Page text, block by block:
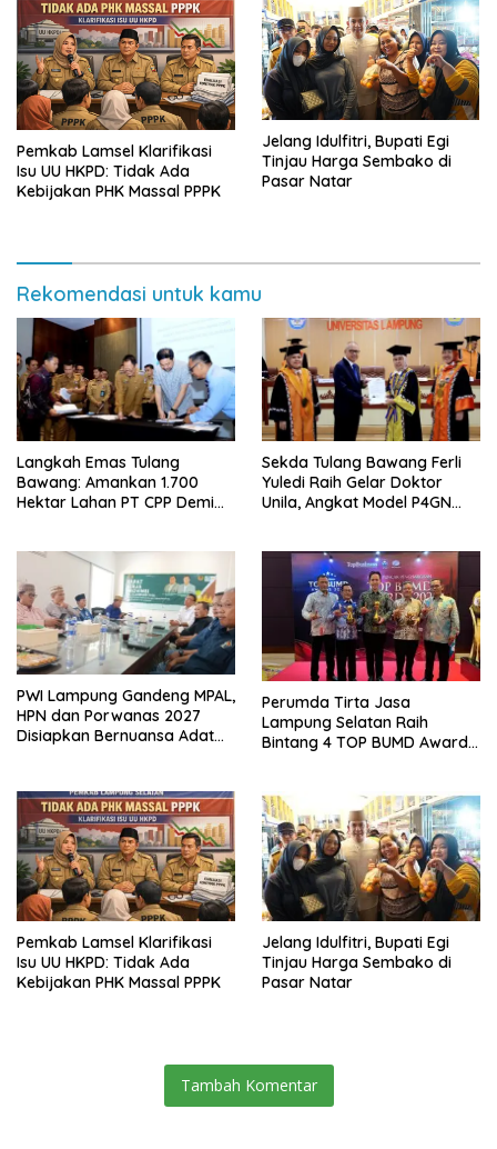
Pemkab Lamsel Klarifikasi
Isu UU HKPD: Tidak Ada
Kebijakan PHK Massal PPPK
Jelang Idulfitri, Bupati Egi
Tinjau Harga Sembako di
Pasar Natar
Rekomendasi untuk kamu
Langkah Emas Tulang
Bawang: Amankan 1.700
Hektar Lahan PT CPP Demi
Sekda Tulang Bawang Ferli
Yuledi Raih Gelar Doktor
Unila, Angkat Model P4GN
PWI Lampung Gandeng MPAL,
HPN dan Porwanas 2027
Disiapkan Bernuansa Adat
Perumda Tirta Jasa
Lampung Selatan Raih
Bintang 4 TOP BUMD Awards
Pemkab Lamsel Klarifikasi
Isu UU HKPD: Tidak Ada
Kebijakan PHK Massal PPPK
Jelang Idulfitri, Bupati Egi
Tinjau Harga Sembako di
Pasar Natar
Tambah Komentar